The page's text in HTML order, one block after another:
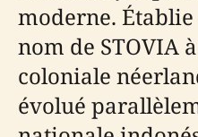
moderne. Établie
nom de STOVIA
coloniale
évolué